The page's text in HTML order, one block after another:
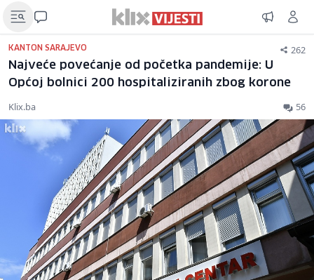
KANTON SARAJEVO 262
Najveće povećanje od početka pandemije: U
Općoj bolnici 200 hospitaliziranih zbog korone
Klix.ba 56